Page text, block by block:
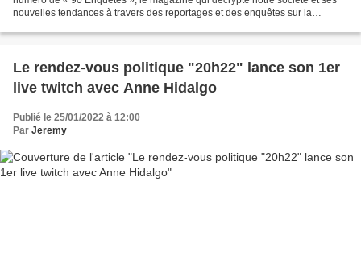
nouvelles tendances à travers des reportages et des enquêtes sur la
Le rendez-vous politique "20h22" lance son 1er
live twitch avec Anne Hidalgo
Publié le 25/01/2022 à 12:00
Par Jeremy